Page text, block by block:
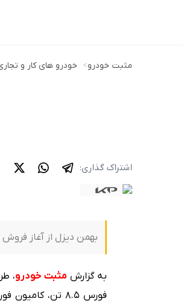
مثبت خودرو> خودرو های کار و
اشتراک گذاری:
بهمن دیزل از آغاز
به گزارش مثبت خودرو